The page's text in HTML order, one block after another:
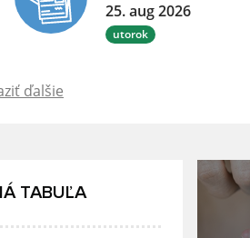
25. aug 2026
utorok
ďalšie
TABUĽA